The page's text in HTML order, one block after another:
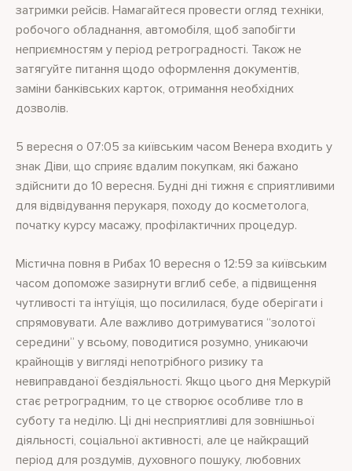
затримки рейсів. Намагайтеся провести огляд техніки,
робочого обладнання, автомобіля, щоб запобігти
неприємностям у період ретроградності. Також не
затягуйте питання щодо оформлення документів,
заміни банківських карток, отримання необхідних
дозволів.
5 вересня о 07:05 за київським часом Венера входить у
знак Діви, що сприяє вдалим покупкам, які бажано
здійснити до 10 вересня. Будні дні тижня є сприятливими
для відвідування перукаря, походу до косметолога,
початку курсу масажу, профілактичних процедур.
Містична повня в Рибах 10 вересня о 12:59 за київським
часом допоможе зазирнути вглиб себе, а підвищення
чутливості та інтуїція, що посилилася, буде оберігати і
спрямовувати. Але важливо дотримуватися “золотої
середини” у всьому, поводитися розумно, уникаючи
крайнощів у вигляді непотрібного ризику та
невиправданої бездіяльності. Якщо цього дня Меркурій
стає ретроградним, то це створює особливе тло в
суботу та неділю. Ці дні несприятливі для зовнішньої
діяльності, соціальної активності, але це найкращий
період для роздумів, духовного пошуку, любовних